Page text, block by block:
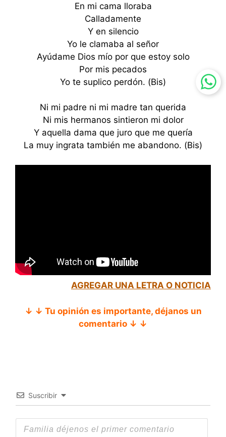
En mi cama lloraba
Calladamente
Y en silencio
Yo le clamaba al señor
Ayúdame Dios mío por que estoy solo
Por mis pecados
Yo te suplico perdón. (Bis)
Ni mi padre ni mi madre tan querida
Ni mis hermanos sintieron mi dolor
Y aquella dama que juro que me quería
La muy ingrata también me abandono. (Bis)
AGREGAR UNA LETRA O NOTICIA
↓ ↓ Tu opinión es importante, déjanos un
comentario ↓ ↓
Suscribir